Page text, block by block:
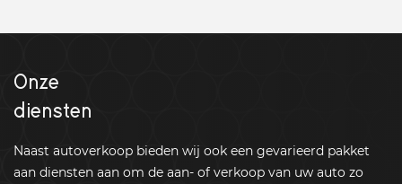
Onze
diensten
Naast autoverkoop bieden wij ook een gevarieerd pakket
aan diensten aan om de aan- of verkoop van uw auto zo